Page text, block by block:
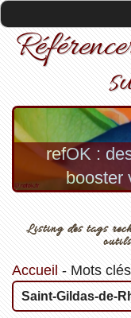
refOK :
booster
Listing des tags
Accueil - Mots clés
Saint-Gildas-de-